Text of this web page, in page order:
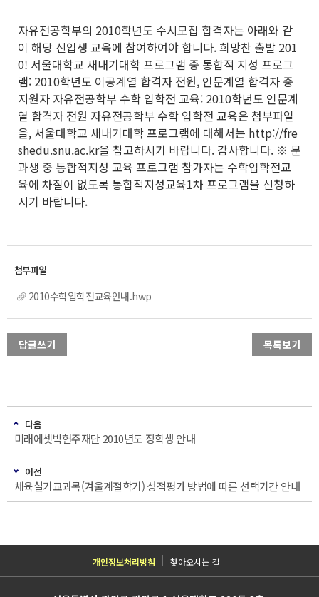
자유전공학부의 2010학년도 수시모집 합격자는 아래와 같
이 해당 신입생 교육에 참여하여야 합니다. 희망찬 출발 201
0! 서울대학교 새내기대학 프로그램 중 통합적 지성 프로그
램: 2010학년도 이공계열 합격자 전원, 인문계열 합격자 중
지원자 자유전공학부 수학 입학전 교육: 2010학년도 인문계
열 합격자 전원 자유전공학부 수학 입학전 교육은 첨부파일
을, 서울대학교 새내기대학 프로그램에 대해서는 http://fre
shedu.snu.ac.kr을 참고하시기 바랍니다. 감사합니다. ※ 문
과생 중 통합적지성 교육 프로그램 참가자는 수학입학전교
육에 차질이 없도록 통합적지성교육1차 프로그램을 신청하
시기 바랍니다.
2010수학입학전교육안내.hwp
답글쓰기 목록보기
다음
미래에셋박현주재단 2010년도 장학생 안내
이전
체육실기교과목(겨울계절학기) 성적평가 방법에 따른 선택기간 안내
개인정보처리방침 찾아오시는 길